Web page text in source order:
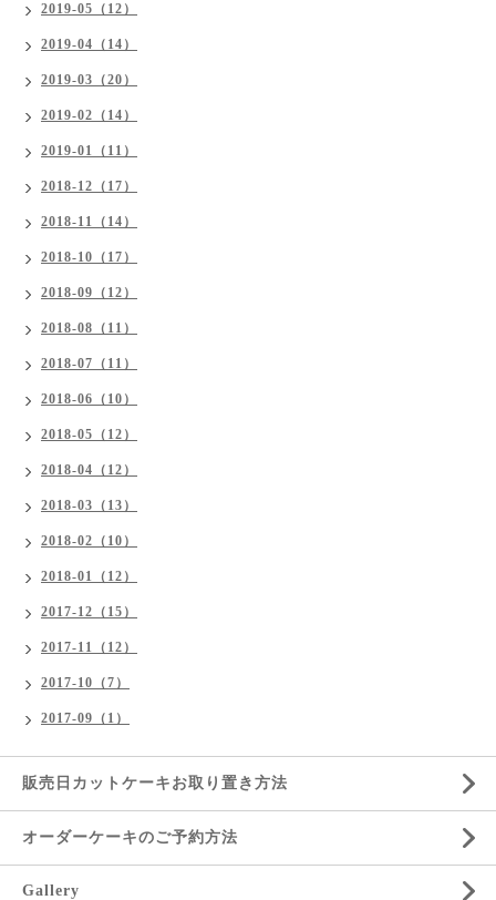
2019-05（12）
2019-04（14）
2019-03（20）
2019-02（14）
2019-01（11）
2018-12（17）
2018-11（14）
2018-10（17）
2018-09（12）
2018-08（11）
2018-07（11）
2018-06（10）
2018-05（12）
2018-04（12）
2018-03（13）
2018-02（10）
2018-01（12）
2017-12（15）
2017-11（12）
2017-10（7）
2017-09（1）
販売日カットケーキお取り置き方法
オーダーケーキのご予約方法
Gallery